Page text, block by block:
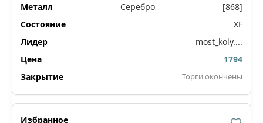
Серебро
[868]
XF
most_koly....
1794
Торги окончены